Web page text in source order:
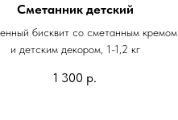
Сметанник детский
бисквит со сметанным кремом
и детским декором, 1-1,2 кг
1 300 р.